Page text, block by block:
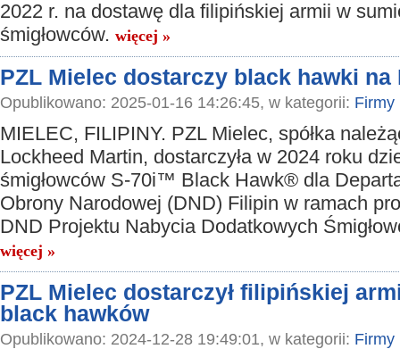
2022 r. na dostawę dla filipińskiej armii w
śmigłowców. więcej »
PZL Mielec dostarczy black hawki na
Opublikowano: 2025-01-16 14:26:45, w kategorii: Firmy
MIELEC, FILIPINY. PZL Mielec, spółka
Lockheed Martin, dostarczyła w 2024 roku
śmigłowców S-70i™ Black Hawk® dla
Obrony Narodowej (DND) Filipin w ramach
DND Projektu Nabycia Dodatkowych
więcej »
PZL Mielec dostarczył filipińskiej
black hawków
Opublikowano: 2024-12-28 19:49:01, w kategorii: Firmy